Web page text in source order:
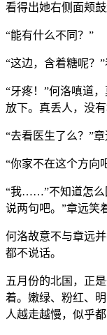
看得出她右侧面颊鼓
“能有什么不同？”
“这边，含着糖呢？
“牙疼！”何洛嗔道
放下。真丢人，没
“去看医生了么？”章
“你家不在这个方向
“我……”不知道怎么
说两句吧。”章远笑
何洛故意不与章远
都不说话。
五月份的北国，正
着。嫩绿、粉红、
人越走越慢，似乎